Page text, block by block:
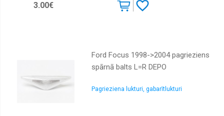
3.00€
Ford Focus 1998->2004 pagrieziens
spārnā balts L=R DEPO
Pagrieziena lukturi, gabarītlukturi